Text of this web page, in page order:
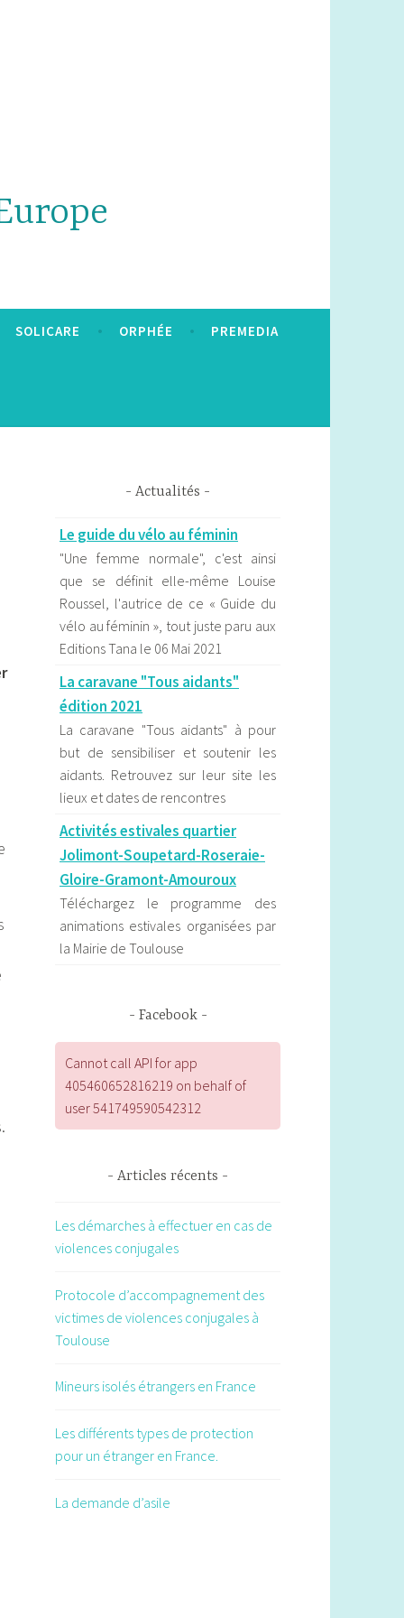
SOLICARE ORPHÉE PREMEDIA
Actualités
Le guide du vélo au féminin
"Une femme normale", c'est ainsi
que se définit elle-même Louise
Roussel, l'autrice de ce « Guide du
vélo au féminin », tout juste paru aux
Editions Tana le 06 Mai 2021
La caravane "Tous aidants"
édition 2021
La caravane "Tous aidants" à pour
but de sensibiliser et soutenir les
aidants. Retrouvez sur leur site les
lieux et dates de rencontres
Activités estivales quartier
Jolimont-Soupetard-Roseraie-
Gloire-Gramont-Amouroux
Téléchargez le programme des
animations estivales organisées par
la Mairie de Toulouse
des genres & Culture de la Petite
destination des professionnelles du
spectacle vivant et de la culture.
Les actualités de l'observatoire
L’Observatoire régional de la parité
public sur l’égalité entre les femmes
et les hommes en publiant des
fréquemment exploités par la
presse régionale.
Les étapes du déconfinement à
Calendrier, établissements
principales étapes du
déconfinement.
"La femme que nous sommes",
Facebook
Cannot call API for app
405460652816219 on behalf of
user 541749590542312
Articles récents
Les démarches à effectuer en cas de
violences conjugales
Protocole d’accompagnement des
victimes de violences conjugales à
Toulouse
Mineurs isolés étrangers en France
Les différents types de protection
pour un étranger en France.
La demande d’asile